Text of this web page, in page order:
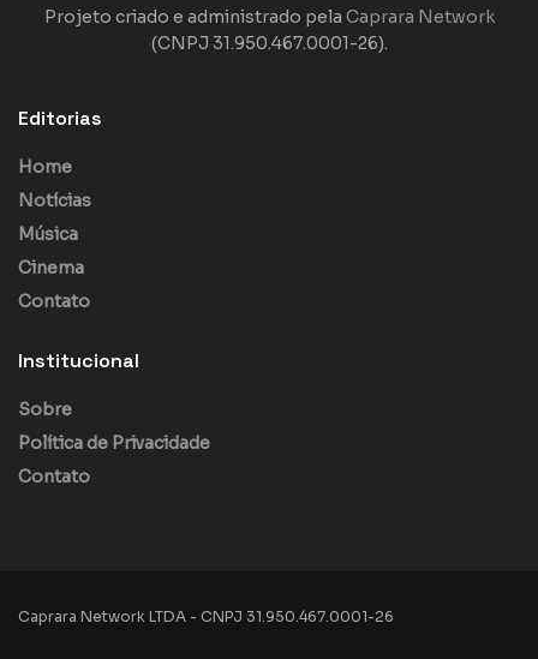
Projeto criado e administrado pela Caprara Network
(CNPJ 31.950.467.0001-26).
Editorias
Home
Notícias
Música
Cinema
Contato
Institucional
Sobre
Política de Privacidade
Contato
Caprara Network LTDA - CNPJ 31.950.467.0001-26